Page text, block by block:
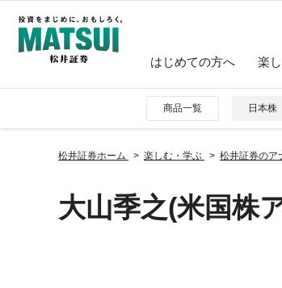
はじめての方へ 楽
商品一覧 日本株
松井証券ホーム 楽しむ・学ぶ 松井証券のア
大山季之(米国株